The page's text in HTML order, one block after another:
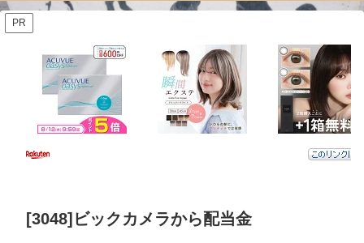
PR
[3048]ビックカメラから配当金